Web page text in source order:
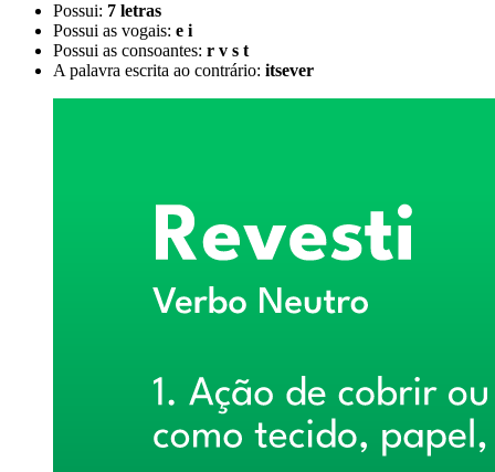
Possui: 7 letras
Possui as vogais: e i
Possui as consoantes: r v s t
A palavra escrita ao contrário: itsever